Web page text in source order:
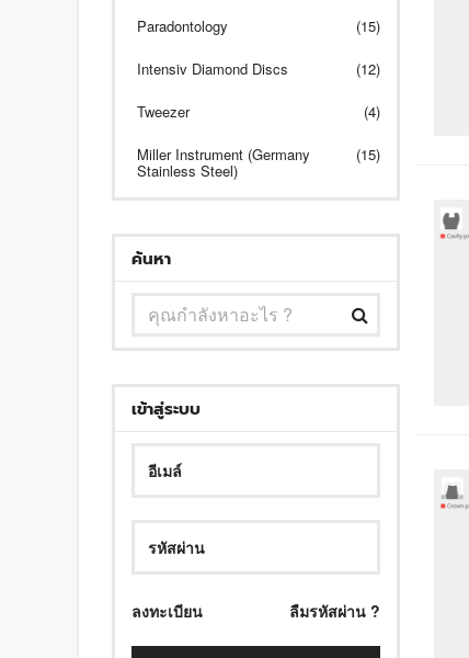
Paradontology (15)
Intensiv Diamond Discs (12)
Tweezer (4)
Miller Instrument (Germany
Stainless Steel)
(15)
ค้นหา
เข้าสู่ระบบ
ลงทะเบียน ลืมรหัสผ่าน ?